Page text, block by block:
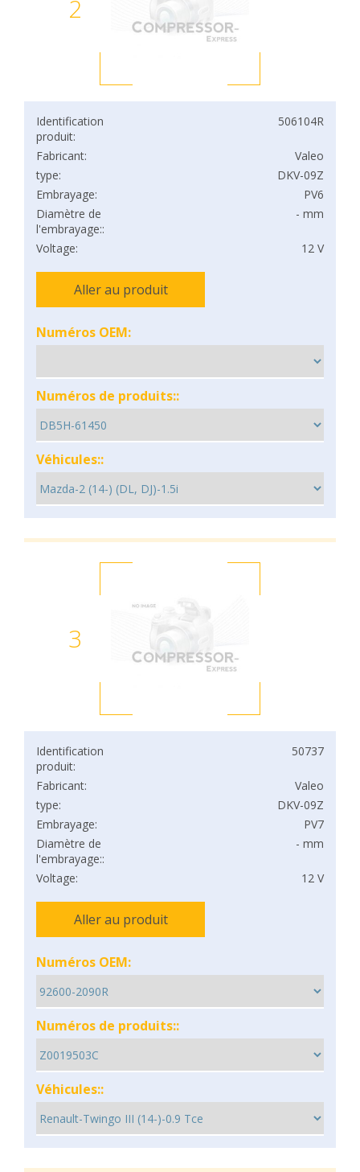
2
Identification
produit:
506104R
Fabricant:
Valeo
type:
DKV-09Z
Embrayage:
PV6
Diamètre de
l'embrayage::
- mm
Voltage: 12 V
Aller au produit
Numéros OEM:
Numéros de produits::
Véhicules::
3
Identification
produit:
50737
Fabricant:
Valeo
type:
DKV-09Z
Embrayage:
PV7
Diamètre de
l'embrayage::
- mm
Voltage: 12 V
Aller au produit
Numéros OEM:
Numéros de produits::
Véhicules::